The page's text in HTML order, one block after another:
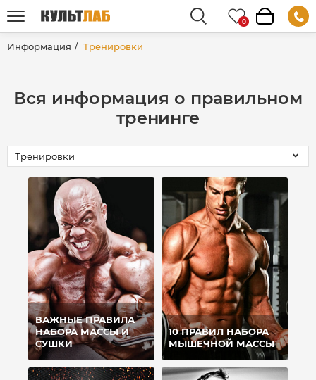
Информация Тренировки
Вся информация о правильном
тренинге
ВАЖНЫЕ ПРАВИЛА
НАБОРА МАССЫ И
СУШКИ
10 ПРАВИЛ НАБОРА
МЫШЕЧНОЙ МАССЫ